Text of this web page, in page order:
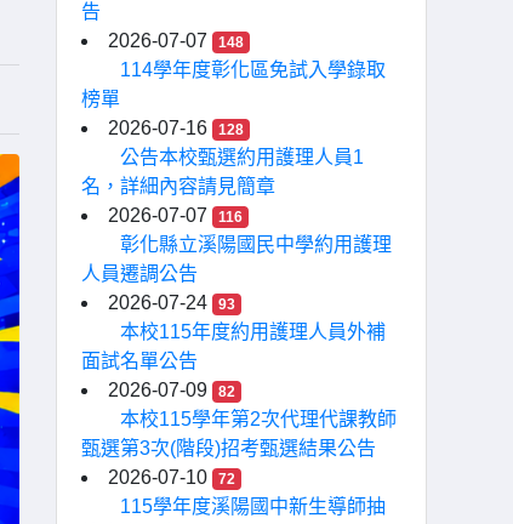
告
2026-07-07
148
114學年度彰化區免試入學錄取
榜單
2026-07-16
128
公告本校甄選約用護理人員1
名，詳細內容請見簡章
2026-07-07
116
彰化縣立溪陽國民中學約用護理
人員遷調公告
2026-07-24
93
本校115年度約用護理人員外補
面試名單公告
2026-07-09
82
本校115學年第2次代理代課教師
甄選第3次(階段)招考甄選結果公告
2026-07-10
72
115學年度溪陽國中新生導師抽